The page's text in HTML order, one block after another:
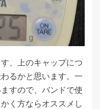
、上のキャップにつ
るかと思います。一
すので、バンドで使
く方ならオススメし